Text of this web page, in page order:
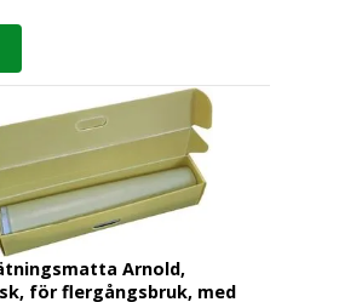
Arnold, kvadratisk, för
Arnold,
för flergångsbruk, med